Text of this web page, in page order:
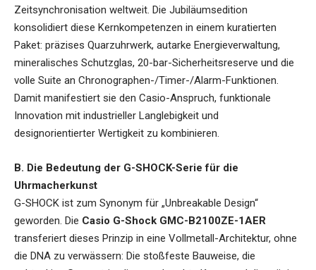
Zeitsynchronisation weltweit. Die Jubiläumsedition
konsolidiert diese Kernkompetenzen in einem kuratierten
Paket: präzises Quarzuhrwerk, autarke Energieverwaltung,
mineralisches Schutzglas, 20-bar-Sicherheitsreserve und die
volle Suite an Chronographen-/Timer-/Alarm-Funktionen.
Damit manifestiert sie den Casio-Anspruch, funktionale
Innovation mit industrieller Langlebigkeit und
designorientierter Wertigkeit zu kombinieren.
B. Die Bedeutung der G-SHOCK-Serie für die
Uhrmacherkunst
G-SHOCK ist zum Synonym für „Unbreakable Design“
geworden. Die Casio G-Shock GMC-B2100ZE-1AER
transferiert dieses Prinzip in eine Vollmetall-Architektur, ohne
die DNA zu verwässern: Die stoßfeste Bauweise, die